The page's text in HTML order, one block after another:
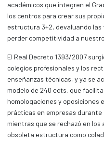
académicos que integren el
los centros para crear sus
estructura 3+2, devaluando
perder competitividad a
El Real Decreto 1393/2007
colegios profesionales y los
enseñanzas técnicas, y ya se
modelo de 240 ects, que
homologaciones y oposiciones
prácticas en empresas
mientras que se rechazó en
obsoleta estructura como